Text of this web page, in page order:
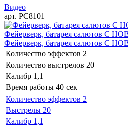
Видео
арт. РС8101
Фейерверк, батарея салютов С
Фейерверк, батарея салютов С
Количество эффектов 2
Количество выстрелов 20
Калибр 1,1
Время работы 40 сек
Количество эффектов 2
Выстрелы 20
Калибр 1,1